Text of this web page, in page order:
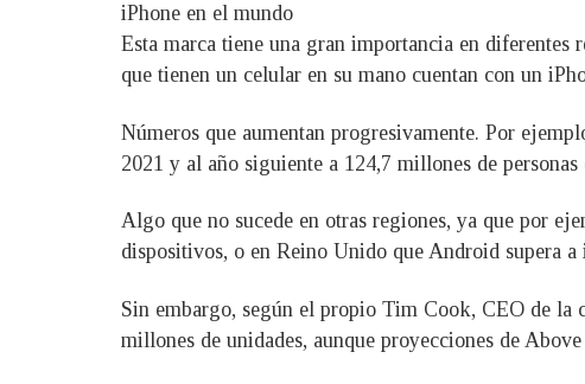
iPhone en el mundo
Esta marca tiene una gran importancia en diferentes
que tienen un celular en su mano cuentan con un
Números que aumentan progresivamente. Por
2021 y al año siguiente a 124,7 millones de
Algo que no sucede en otras regiones, ya que por
dispositivos, o en Reino Unido que Android supera
Sin embargo, según el propio Tim Cook, CEO de la
millones de unidades, aunque proyecciones de